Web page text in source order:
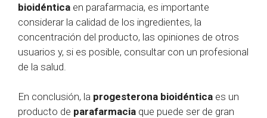
bioidéntica en parafarmacia, es importante
considerar la calidad de los ingredientes, la
concentración del producto, las opiniones de otros
usuarios y, si es posible, consultar con un profesional
de la salud.
En conclusión, la progesterona bioidéntica es un
producto de parafarmacia que puede ser de gran